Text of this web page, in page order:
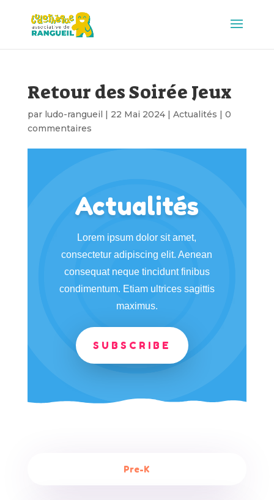
Retour des Soirée Jeux
par ludo-rangueil | 22 Mai 2024| Actualités | 0
commentaires
Actualités
Lorem ipsum dolor sit amet,
consectetur adipiscing elit. Aenean
consequat neque tincidunt finibus
condimentum. Etiam ultrices sagittis
maximus.
SUBSCRIBE
Pre-K